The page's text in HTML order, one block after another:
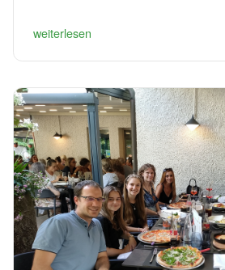
weiterlesen